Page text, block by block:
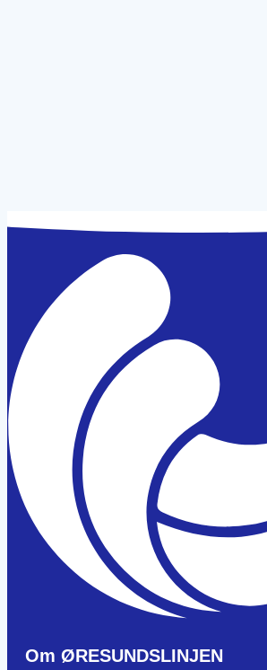
Om ØRESUNDSLINJEN